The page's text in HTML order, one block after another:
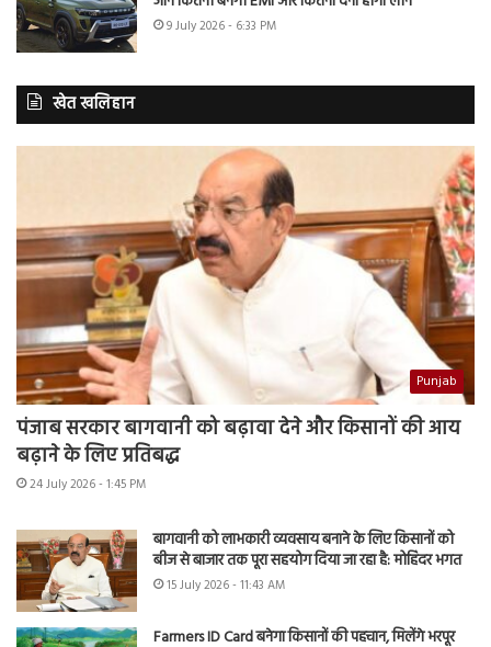
9 July 2026 - 6:33 PM
खेत खलिहान
Punjab
पंजाब सरकार बागवानी को बढ़ावा देने और किसानों की आय
बढ़ाने के लिए प्रतिबद्ध
24 July 2026 - 1:45 PM
बागवानी को लाभकारी व्यवसाय बनाने के लिए किसानों को
बीज से बाजार तक पूरा सहयोग दिया जा रहा है: मोहिंदर भगत
15 July 2026 - 11:43 AM
Farmers ID Card बनेगा किसानों की पहचान, मिलेंगे भरपूर